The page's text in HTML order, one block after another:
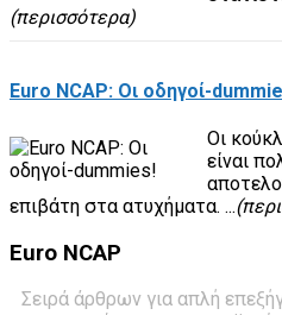
(περισσότερα)
Euro NCAP: Οι οδηγοί-
Οι
είναι
επιβάτη στα ατυχήματα. ...
Euro NCAP
Σειρά άρθρων για απλή